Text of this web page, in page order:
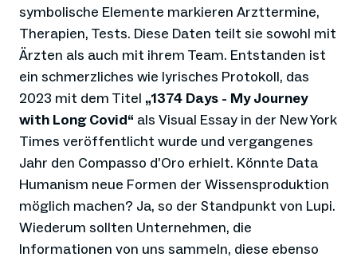
symbolische Elemente markieren Arzttermine,
Therapien, Tests. Diese Daten teilt sie sowohl mit
Ärzten als auch mit ihrem Team. Entstanden ist
ein schmerzliches wie lyrisches Protokoll, das
2023 mit dem Titel „1374 Days - My Journey
with Long Covid“ als Visual Essay in der New York
Times veröffentlicht wurde und vergangenes
Jahr den Compasso d’Oro erhielt. Könnte Data
Humanism neue Formen der Wissensproduktion
möglich machen? Ja, so der Standpunkt von Lupi.
Wiederum sollten Unternehmen, die
Informationen von uns sammeln, diese ebenso